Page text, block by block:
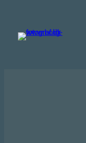
indhold